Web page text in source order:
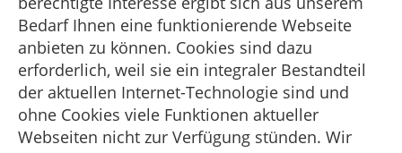
Bedarf Ihnen eine funktionierende Webseite
anbieten zu können. Cookies sind dazu
erforderlich, weil sie ein integraler Bestandteil
der aktuellen Internet-Technologie sind und
ohne Cookies viele Funktionen aktueller
Webseiten nicht zur Verfügung stünden. Wir